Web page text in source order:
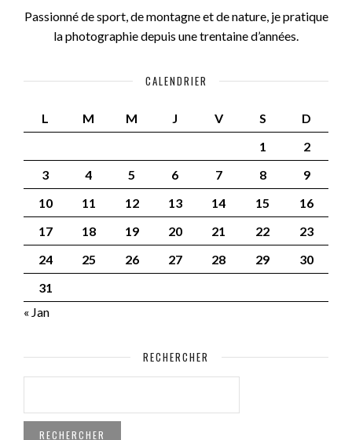
Passionné de sport, de montagne et de nature, je pratique
la photographie depuis une trentaine d’années.
CALENDRIER
L M M J V S
D
1
2
3
4 5 6 7 8
9
10
11 12 13 14 15
16
17
18 19 20 21 22
23
24
25 26 27 28 29
30
31
« Jan
RECHERCHER